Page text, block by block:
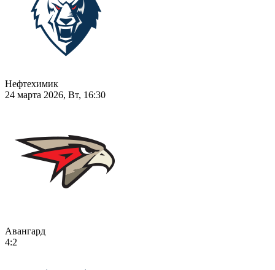
Нефтехимик
24 марта 2026, Вт, 16:30
Авангард
4:2